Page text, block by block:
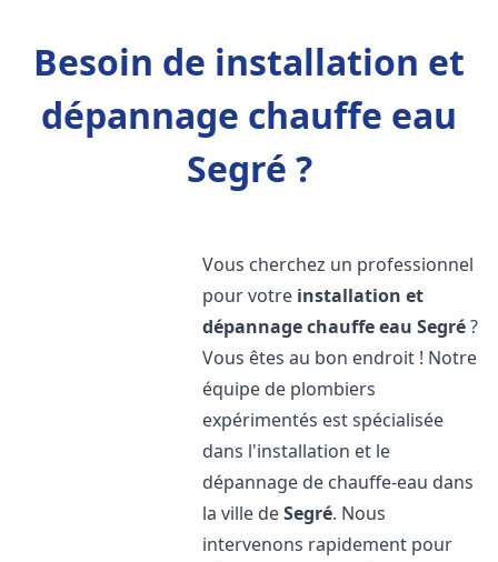
Besoin de installation et
dépannage chauffe eau
Segré ?
Vous cherchez un professionnel
pour votre installation et
dépannage chauffe eau Segré?
Vous êtes au bon endroit ! Notre
équipe de plombiers
expérimentés est spécialisée
dans l'installation et le
dépannage de chauffe-eau dans
la ville deSegré. Nous
intervenons rapidement pour